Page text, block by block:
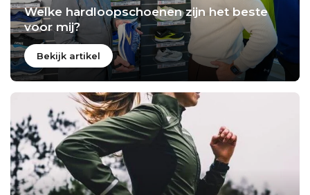
Welke hardloopschoenen zijn het beste
voor mij?
Bekijk artikel